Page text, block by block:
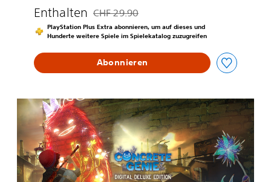
Enthalten Preisnachlass gegenüber dem Originalpreis
CHF 29.90
PlayStation Plus Extra abonnieren, um auf dieses und
Hunderte weitere Spiele im Spielekatalog zuzugreifen
Abonnieren
C
o
c
r
e
t